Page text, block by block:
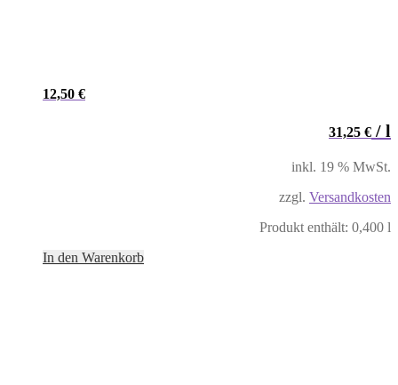
12,50 €
31,25 € / l
inkl. 19 % MwSt.
zzgl. Versandkosten
Produkt enthält: 0,400 l
In den Warenkorb